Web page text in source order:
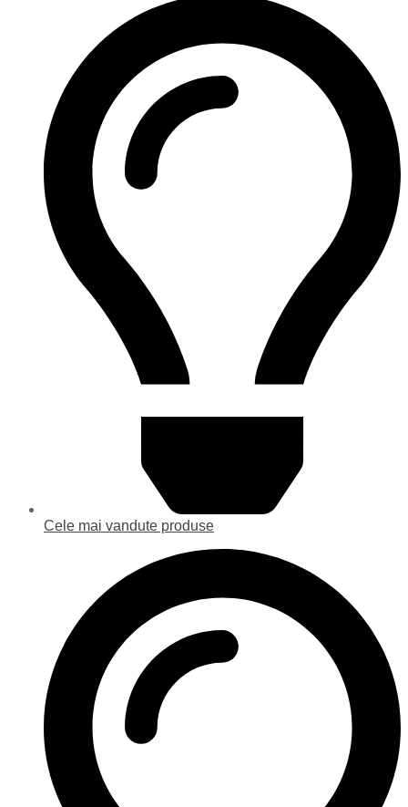
Cele mai vandute produse